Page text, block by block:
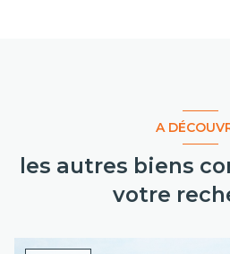
A
les autres biens
votre